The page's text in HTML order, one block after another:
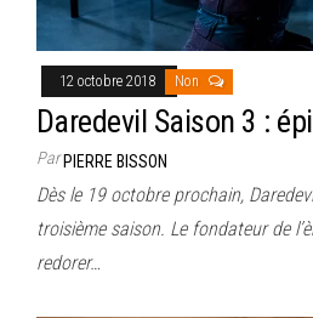
12 octobre 2018 Non
Daredevil Saison 3 :
ParPIERRE BISSON
Dès le 19 octobre prochain,
troisième saison. Le fondateur de
redorer…